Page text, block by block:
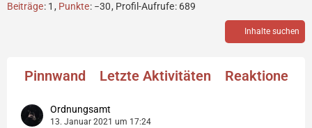
Beiträge 1 Punkte −30 Profil-Aufrufe 689
Inhalte suchen
Pinnwand Letzte Aktivitäten Reaktionen
Ordnungsamt
13. Januar 2021 um 17:24